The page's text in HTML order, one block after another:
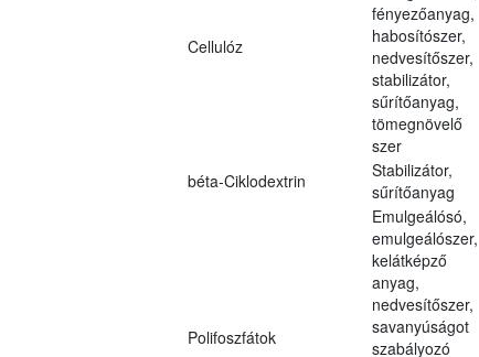
Cellulóz
fényezőanyag,
habosítószer,
nedvesítőszer,
stabilizátor,
sűrítőanyag,
tömegnövelő
szer
béta-Ciklodextrin
Stabilizátor,
sűrítőanyag
Polifoszfátok
Emulgeálósó,
emulgeálószer,
kelátképző
anyag,
nedvesítőszer,
savanyúságot
szabályozó